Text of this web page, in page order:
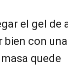
el gel de
bien con una
quede